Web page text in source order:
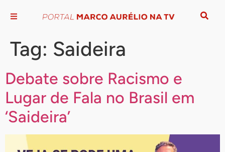
Tag: Saideira
Debate sobre Racismo e
Lugar de Fala no Brasil em
‘Saideira’